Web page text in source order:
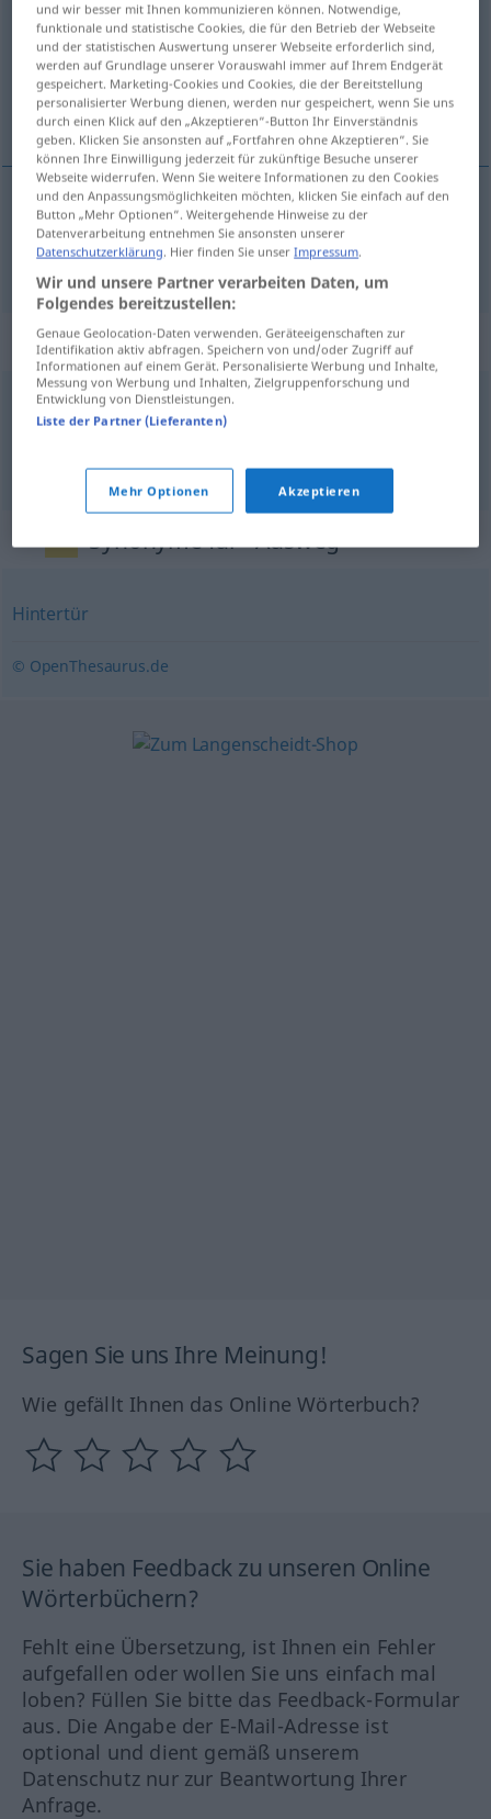
Übersicht aller Übersetzungen
(Für mehr Details die Übersetzung anklicken/antippen)
salida
salidaf (de) Auswegaus a. FIG
Beispielsätze für "Ausweg"
letzter Ausweg
Synonyme für "Ausweg"
Hintertür
© OpenThesaurus.de
Sagen Sie uns Ihre Meinung!
Wie gefällt Ihnen das Online Wörterbuch?
Sie haben Feedback zu unseren Online
Wörterbüchern?
Fehlt eine Übersetzung, ist Ihnen ein Fehler
aufgefallen oder wollen Sie uns einfach mal
loben? Füllen Sie bitte das Feedback-Formular
aus. Die Angabe der E-Mail-Adresse ist
optional und dient gemäß unserem
Datenschutz nur zur Beantwortung Ihrer
Anfrage.
und wir besser mit Ihnen kommunizieren können. Notwendige,
funktionale und statistische Cookies, die für den Betrieb der Webseite
und der statistischen Auswertung unserer Webseite erforderlich sind,
werden auf Grundlage unserer Vorauswahl immer auf Ihrem Endgerät
gespeichert. Marketing-Cookies und Cookies, die der Bereitstellung
personalisierter Werbung dienen, werden nur gespeichert, wenn Sie uns
durch einen Klick auf den „Akzeptieren“-Button Ihr Einverständnis
geben. Klicken Sie ansonsten auf „Fortfahren ohne Akzeptieren“. Sie
können Ihre Einwilligung jederzeit für zukünftige Besuche unserer
Webseite widerrufen. Wenn Sie weitere Informationen zu den Cookies
und den Anpassungsmöglichkeiten möchten, klicken Sie einfach auf den
Button „Mehr Optionen“. Weitergehende Hinweise zu der
Datenverarbeitung entnehmen Sie ansonsten unserer
Datenschutzerklärung. Hier finden Sie unserImpressum.
Wir und unsere Partner verarbeiten Daten, um
Folgendes bereitzustellen:
Genaue Geolocation-Daten verwenden. Geräteeigenschaften zur
Identifikation aktiv abfragen. Speichern von und/oder Zugriff auf
Informationen auf einem Gerät. Personalisierte Werbung und Inhalte,
Messung von Werbung und Inhalten, Zielgruppenforschung und
Entwicklung von Dienstleistungen.
Liste der Partner (Lieferanten)
Mehr Optionen Akzeptieren